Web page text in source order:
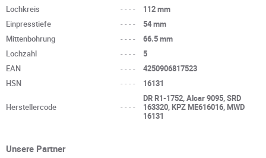
Lochkreis
----
112 mm
Einpresstiefe
----
54 mm
Mittenbohrung
----
66.5 mm
Lochzahl
----
5
EAN
----
4250906817523
HSN
---- 16131
Herstellercode ----
DR R1-1752, Alcar 9095, SRD
163320, KPZ ME616016, MWD
16131
Unsere Partner